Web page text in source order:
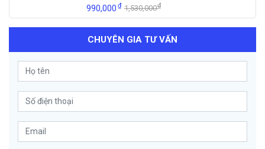
990,000₫ 1,530,000₫
CHUYÊN GIA TƯ VẤN